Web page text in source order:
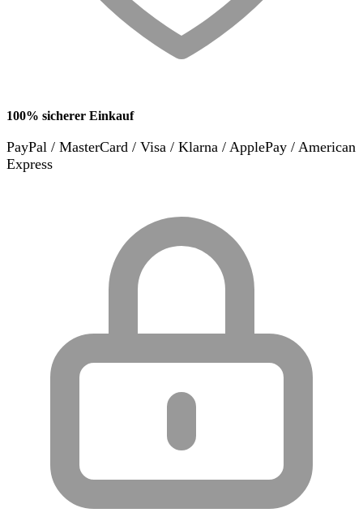
100% sicherer Einkauf
PayPal / MasterCard / Visa / Klarna / ApplePay / American
Express